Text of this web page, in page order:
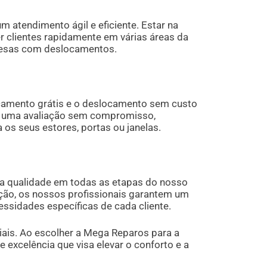
atendimento ágil e eficiente. Estar na
rapidamente em várias áreas da
com deslocamentos.
grátis e o deslocamento sem custo
avaliação sem compromisso,
seus estores, portas ou janelas.
qualidade em todas as etapas do nosso
os nossos profissionais garantem um
específicas de cada cliente.
Ao escolher a Mega Reparos para a
excelência que visa elevar o conforto e a